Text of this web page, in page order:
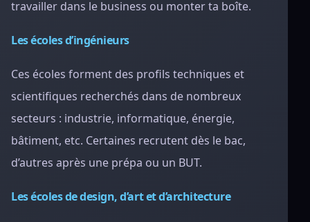
travailler dans le business ou monter ta boîte.
Les écoles d’ingénieurs
Ces écoles forment des profils techniques et
scientifiques recherchés dans de nombreux
secteurs : industrie, informatique, énergie,
bâtiment, etc. Certaines recrutent dès le bac,
d’autres après une prépa ou un BUT.
Les écoles de design, d’art et d’architecture